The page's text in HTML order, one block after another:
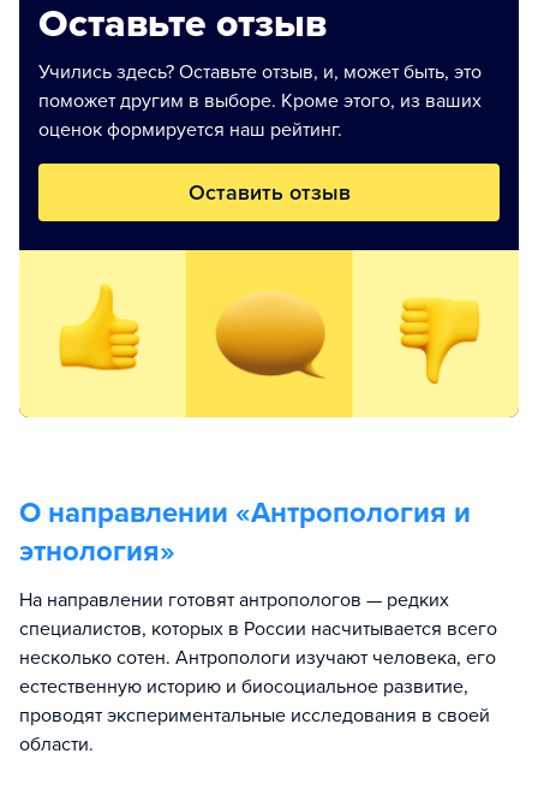
Оставьте отзыв
Учились здесь? Оставьте отзыв, и, может быть, это
поможет другим в выборе. Кроме этого, из ваших
оценок формируется наш рейтинг.
Оставить отзыв
О направлении «Антропология и
этнология»
На направлении готовят антропологов — редких
специалистов, которых в России насчитывается всего
несколько сотен. Антропологи изучают человека, его
естественную историю и биосоциальное развитие,
проводят экспериментальные исследования в своей
области.